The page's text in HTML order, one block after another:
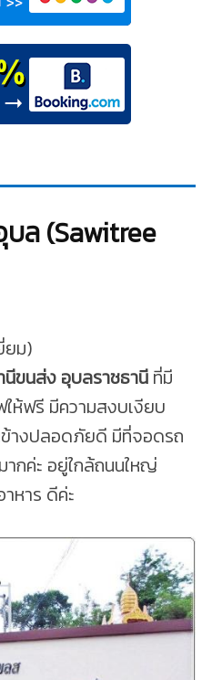
ล (Sawitree
ยม)
ขนส่ง อุบลราชธานีที่มี
ห้ฟรี มีความสงบเงียบ
างปลอดภัยดี มีที่จอดรถ
กค่ะ อยู่ใกล้ถนนใหญ่
หาร ดีค่ะ